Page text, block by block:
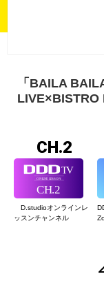
「BAILA
LIVE×BISTRO
CH.2
D.studioオンラインレ
ッスンチャンネル